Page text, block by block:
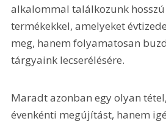
alkalommal találkozunk
termékekkel, amelyeket
meg, hanem folyamatosan
tárgyaink lecserélésére.
Maradt azonban egy olyan
évenkénti megújítást, hanem